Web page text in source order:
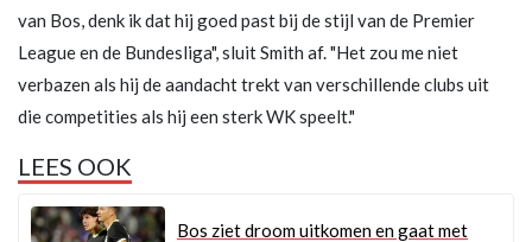
van Bos, denk ik dat hij goed past bij de stijl van de Premier
League en de Bundesliga", sluit Smith af. "Het zou me niet
verbazen als hij de aandacht trekt van verschillende clubs uit
die competities als hij een sterk WK speelt."
LEES OOK
Bos ziet droom uitkomen en gaat met